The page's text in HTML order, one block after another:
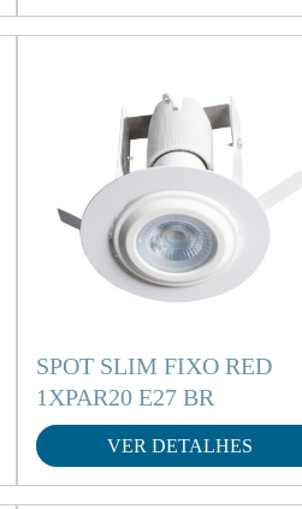
SPOT SLIM FIXO RED
1XPAR20 E27 BR
VER DETALHES